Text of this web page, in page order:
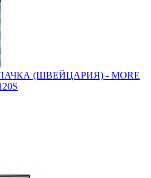
(ШВЕЙЦАРИЯ) - MORE